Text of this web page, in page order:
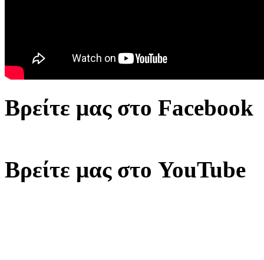
Βρείτε μας στο Facebook
Βρείτε μας στο YouTube